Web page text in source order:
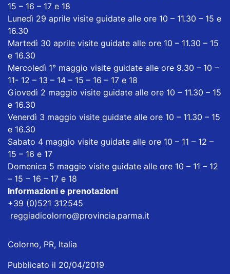
15 – 16 – 17 e 18
Lunedì 29 aprile visite guidate alle ore 10 – 11.30 – 15 e
16.30
Martedì 30 aprile visite guidate alle ore 10 – 11.30 – 15
e 16.30
Mercoledì 1° maggio visite guidate alle ore 9.30 – 10 –
11- 12 – 13 – 14 – 15 – 16 – 17 e 18
Giovedì 2 maggio visite guidate alle ore 10 – 11.30 – 15
e 16.30
Venerdì 3 maggio visite guidate alle ore 10 – 11.30 – 15
e 16.30
Sabato 4 maggio visite guidate alle ore 10 – 11 – 12 –
15 – 16 e 17
Domenica 5 maggio visite guidate alle ore 10 – 11 – 12
– 15 – 16 – 17 e 18
Informazioni e prenotazioni
+39 (0)521 312545
reggiadicolorno@provincia.parma.it
Colorno, PR, Italia
Pubblicato il 20/04/2019